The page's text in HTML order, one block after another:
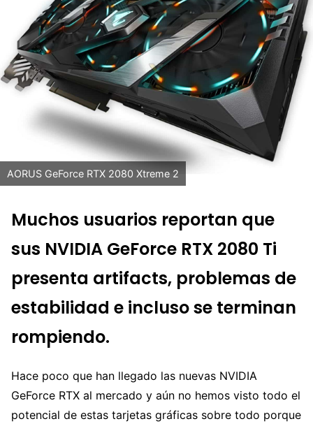
AORUS GeForce RTX 2080 Xtreme 2
Muchos usuarios reportan que
sus NVIDIA GeForce RTX 2080 Ti
presenta artifacts, problemas de
estabilidad e incluso se terminan
rompiendo.
Hace poco que han llegado las nuevas NVIDIA
GeForce RTX al mercado y aún no hemos visto todo el
potencial de estas tarjetas gráficas sobre todo porque